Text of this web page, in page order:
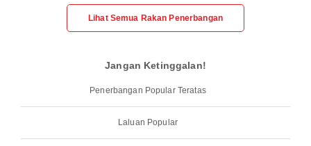
Lihat Semua Rakan Penerbangan
Jangan Ketinggalan!
Penerbangan Popular Teratas
Laluan Popular